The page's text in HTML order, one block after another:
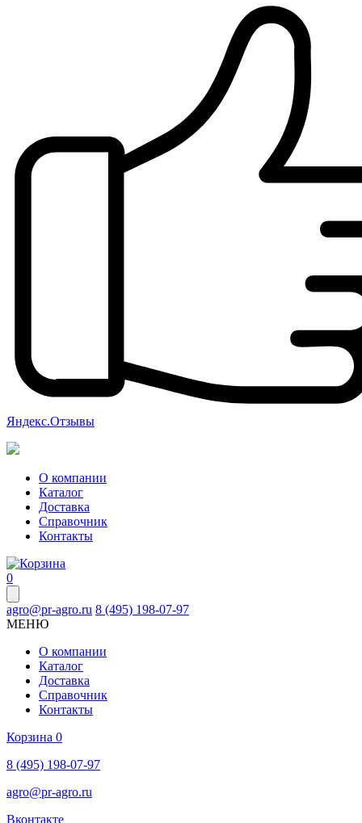
Яндекс.Отзывы
О компании
Каталог
Доставка
Справочник
Контакты
0
agro@pr-agro.ru 8 (495) 198-07-97
МЕНЮ
О компании
Каталог
Доставка
Справочник
Контакты
Корзина 0
8 (495) 198-07-97
agro@pr-agro.ru
Вконтакте